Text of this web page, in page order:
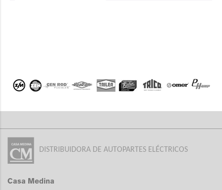
DISTRIBUIDORA DE AUTOPARTES ELÉCTRICOS
Casa Medina